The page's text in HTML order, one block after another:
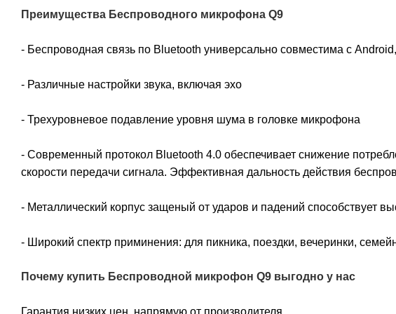
Преимущества Беспроводного микрофона Q9
- Беспроводная связь по Bluetooth универсально совместима с
- Различные настройки звука, включая эхо
- Трехуровневое подавление уровня шума в головке микрофона
- Современный протокол Bluetooth 4.0 обеспечивает снижение
скорости передачи сигнала. Эффективная дальность действия
- Металлический корпус защеный от ударов и падений способствует
- Широкий спектр приминения: для пикника, поездки, вечеринки,
Почему купить Беспроводной микрофон Q9 выгодно у нас